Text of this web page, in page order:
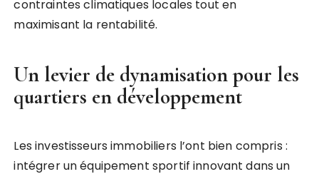
contraintes climatiques locales tout en
maximisant la rentabilité.
Un levier de dynamisation pour les
quartiers en développement
Les investisseurs immobiliers l’ont bien compris :
intégrer un équipement sportif innovant dans un